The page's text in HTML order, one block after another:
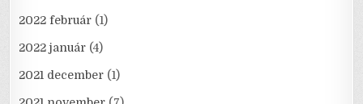
2022 február (1)
2022 január (4)
2021 december (1)